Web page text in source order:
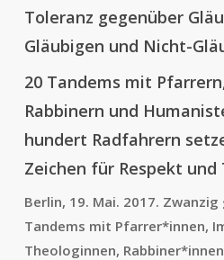
Toleranz gegenüber
Gläubigen und Nicht-
20 Tandems mit
Rabbinern und
hundert Radfahrern
Zeichen für Respekt und
Berlin, 19. Mai. 2017.
Tandems mit Pfarrer*innen,
Theologinnen,